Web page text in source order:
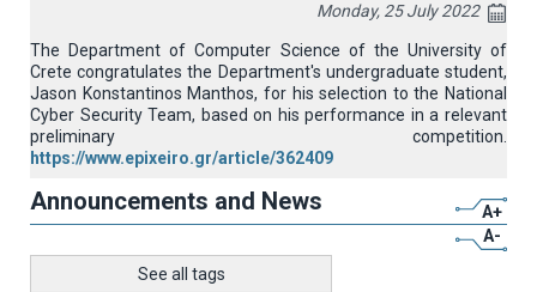
Monday, 25 July 2022
The Department of Computer Science of the University of
Crete congratulates the Department's undergraduate student,
Jason Konstantinos Manthos, for his selection to the National
Cyber Security Team, based on his performance in a relevant
preliminary competition.
https://www.epixeiro.gr/article/362409
Announcements and News
A+
A-
See all tags